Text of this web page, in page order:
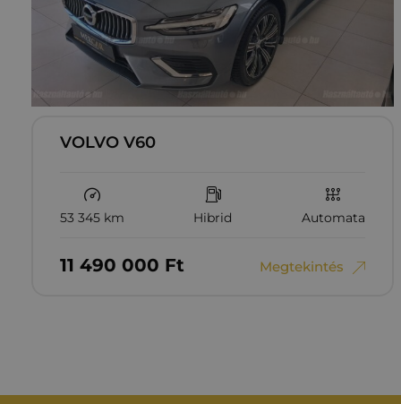
VOLVO V60
53 345 km Hibrid Automata
11‏‏‎ ‎490‏‏‎ ‎000 Ft Megtekintés